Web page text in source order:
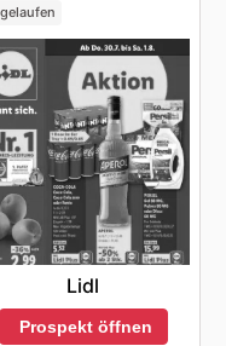
Lidl
Prospekt öffnen